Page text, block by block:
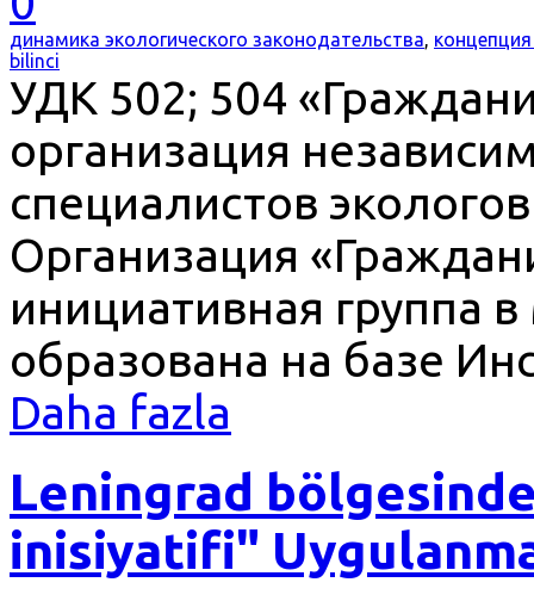
динамика экологического законодательства,
bilinci
УДК 502; 504
организация
специалистов
Организация
инициативная группа
образована на базе
Daha fazla
Leningrad
inisiyatifi"